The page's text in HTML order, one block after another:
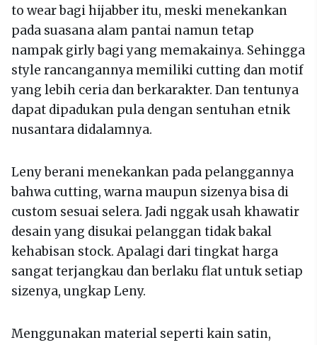
to wear bagi hijabber itu, meski menekankan
pada suasana alam pantai namun tetap
nampak girly bagi yang memakainya. Sehingga
style rancangannya memiliki cutting dan motif
yang lebih ceria dan berkarakter. Dan tentunya
dapat dipadukan pula dengan sentuhan etnik
nusantara didalamnya.
Leny berani menekankan pada pelanggannya
bahwa cutting, warna maupun sizenya bisa di
custom sesuai selera. Jadi nggak usah khawatir
desain yang disukai pelanggan tidak bakal
kehabisan stock. Apalagi dari tingkat harga
sangat terjangkau dan berlaku flat untuk setiap
sizenya, ungkap Leny.
Menggunakan material seperti kain satin,